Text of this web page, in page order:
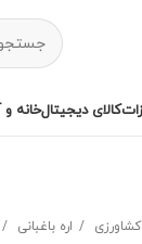
کالای دیجیتالخانه و
کشاورزی اره باغبانی